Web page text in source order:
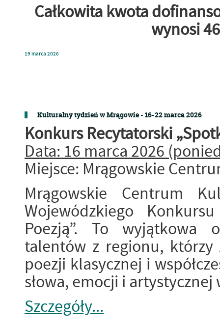
Całkowita kwota
wynosi
19 marca 2026
Kulturalny tydzień w Mrągowie - 16-22 marca 2026
Konkurs Recytatorski
Data: 16 marca 2026
Miejsce: Mrągowskie
Mrągowskie Centrum
Wojewódzkiego
Poezją”. To wyjątkowa
talentów z regionu, którzy
poezji klasycznej i
słowa, emocji i
Szczegóły...